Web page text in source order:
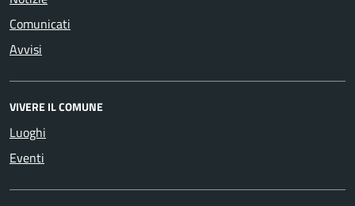
Comunicati
Avvisi
VIVERE IL COMUNE
Luoghi
Eventi